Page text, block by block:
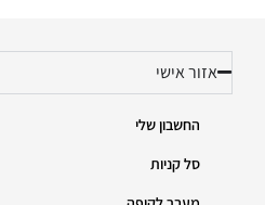
אזור אישי
החשבון שלי
סל קניות